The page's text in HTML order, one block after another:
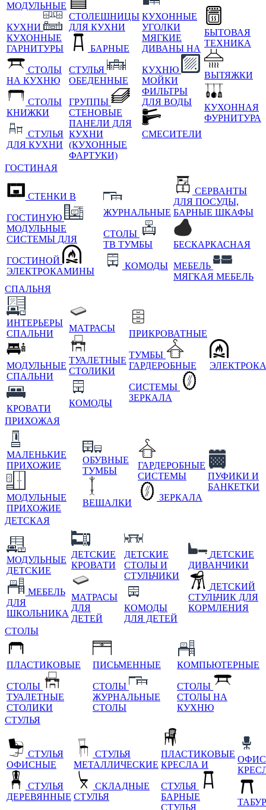
МОДУЛЬНЫЕ
КУХНИ
КУХОННЫЕ
ГАРНИТУРЫ
СТОЛЫ
НА КУХНЮ
СТОЛЫ
КНИЖКИ
СТУЛЬЯ
ДЛЯ КУХНИ
СТОЛЕШНИЦЫ
ДЛЯ КУХНИ
БАРНЫЕ
СТУЛЬЯ
ОБЕДЕННЫЕ
ГРУППЫ
СТЕНОВЫЕ
ПАНЕЛИ ДЛЯ
КУХНИ
(КУХОННЫЕ
ФАРТУКИ)
КУХОННЫЕ
УГОЛКИ
МЯГКИЕ
ДИВАНЫ НА
КУХНЮ
МОЙКИ
ФИЛЬТРЫ
ДЛЯ ВОДЫ
СМЕСИТЕЛИ
БЫТОВАЯ
ТЕХНИКА
ВЫТЯЖКИ
КУХОННАЯ
ФУРНИТУРА
ГОСТИНАЯ
СТЕНКИ В
ГОСТИНУЮ
МОДУЛЬНЫЕ
СИСТЕМЫ ДЛЯ
ГОСТИНОЙ
ЭЛЕКТРОКАМИНЫ
ЖУРНАЛЬНЫЕ
СТОЛЫ
ТВ ТУМБЫ
КОМОДЫ
СЕРВАНТЫ
ДЛЯ ПОСУДЫ,
БАРНЫЕ ШКАФЫ
БЕСКАРКАСНАЯ
МЕБЕЛЬ
МЯГКАЯ МЕБЕЛЬ
СПАЛЬНЯ
ИНТЕРЬЕРЫ
СПАЛЬНИ
МОДУЛЬНЫЕ
СПАЛЬНИ
КРОВАТИ
МАТРАСЫ
ТУАЛЕТНЫЕ
СТОЛИКИ
КОМОДЫ
ПРИКРОВАТНЫЕ
ТУМБЫ
ГАРДЕРОБНЫЕ
СИСТЕМЫ
ЗЕРКАЛА
ПРИХОЖАЯ
МАЛЕНЬКИЕ
ПРИХОЖИЕ
МОДУЛЬНЫЕ
ПРИХОЖИЕ
ОБУВНЫЕ
ТУМБЫ
ВЕШАЛКИ
ГАРДЕРОБНЫЕ
СИСТЕМЫ
ЗЕРКАЛА
ПУФИКИ И
БАНКЕТКИ
ДЕТСКАЯ
МОДУЛЬНЫЕ
ДЕТСКИЕ
МЕБЕЛЬ
ДЛЯ
ШКОЛЬНИКА
ДЕТСКИЕ
КРОВАТИ
МАТРАСЫ
ДЛЯ
ДЕТЕЙ
ДЕТСКИЕ
СТОЛЫ И
СТУЛЬЧИКИ
КОМОДЫ
ДЛЯ ДЕТЕЙ
ДЕТСКИЕ
ДИВАНЧИКИ
ДЕТСКИЙ
СТУЛЬЧИК ДЛЯ
КОРМЛЕНИЯ
СТОЛЫ
ПЛАСТИКОВЫЕ
СТОЛЫ
ТУАЛЕТНЫЕ
СТОЛИКИ
ПИСЬМЕННЫЕ
СТОЛЫ
ЖУРНАЛЬНЫЕ
СТОЛЫ
КОМПЬЮТЕРНЫЕ
СТОЛЫ
СТОЛЫ НА
КУХНЮ
СТУЛЬЯ
СТУЛЬЯ
ОФИСНЫЕ
СТУЛЬЯ
ДЕРЕВЯННЫЕ
СТУЛЬЯ
МЕТАЛЛИЧЕСКИЕ
СКЛАДНЫЕ
СТУЛЬЯ
ПЛАСТИКОВЫЕ
КРЕСЛА И
СТУЛЬЯ
БАРНЫЕ
СТУЛЬЯ